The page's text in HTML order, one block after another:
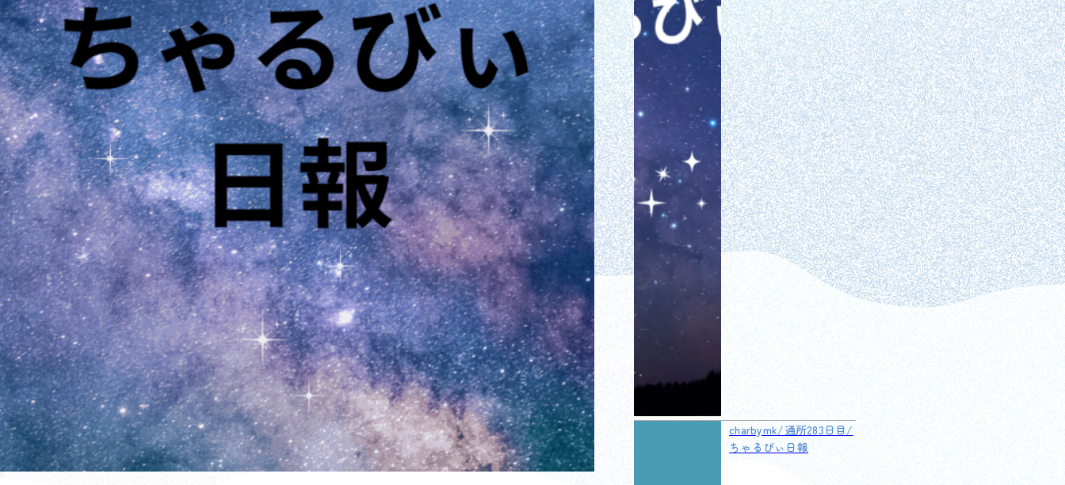
charbymk/通所283日目/
ちゃるびぃ日報